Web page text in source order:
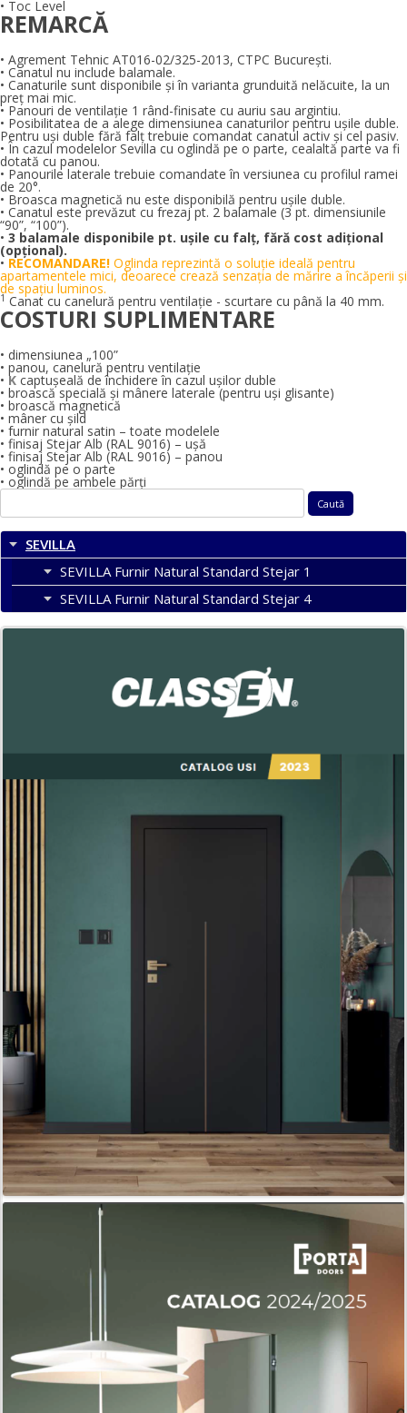
• Toc Level
REMARCĂ
• Agrement Tehnic AT016-02/325-2013, CTPC Bucureşti.
• Canatul nu include balamale.
• Canaturile sunt disponibile și în varianta grunduită nelăcuite, la un
preț mai mic.
• Panouri de ventilaţie 1 rând-finisate cu auriu sau argintiu.
• Posibilitatea de a alege dimensiunea canaturilor pentru ușile duble.
Pentru uși duble fără falţ trebuie comandat canatul activ și cel pasiv.
• În cazul modelelor Sevilla cu oglindă pe o parte, cealaltă parte va fi
dotată cu panou.
• Panourile laterale trebuie comandate în versiunea cu profilul ramei
de 20°.
• Broasca magnetică nu este disponibilă pentru ușile duble.
• Canatul este prevăzut cu frezaj pt. 2 balamale (3 pt. dimensiunile
“90”, “100”).
• 3 balamale disponibile pt. ușile cu falţ, fără cost adiţional
(opţional).
• RECOMANDARE! Oglinda reprezintă o soluţie ideală pentru
apartamentele mici, deoarece crează senzaţia de mărire a încăperii şi
de spaţiu luminos.
1 Canat cu canelură pentru ventilaţie - scurtare cu până la 40 mm.
COSTURI SUPLIMENTARE
• dimensiunea „100”
• panou, canelură pentru ventilaţie
• K captuşeală de închidere în cazul uşilor duble
• broască specială și mânere laterale (pentru uși glisante)
• broască magnetică
• mâner cu șild
• furnir natural satin – toate modelele
• finisaj Stejar Alb (RAL 9016) – ușă
• finisaj Stejar Alb (RAL 9016) – panou
• oglindă pe o parte
• oglindă pe ambele părţi
după:
SEVILLA
SEVILLA Furnir Natural Standard Stejar 1
SEVILLA Furnir Natural Standard Stejar 4